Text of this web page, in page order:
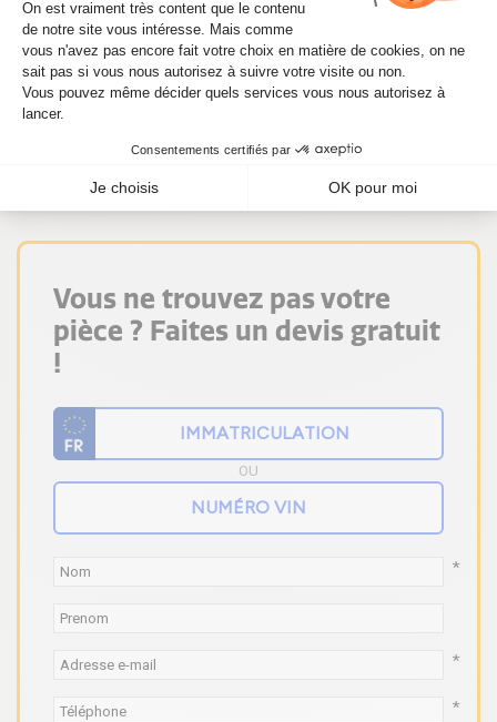
Alors n'attendez plus ! Si vous avez besoin
d'un kit CHRA 810944-5005S pour Dart 1.4
T-Jet 162 CV (119 KW), commandez-le dès
maintenant sur Alsapièces.
Vous ne trouvez pas votre
pièce ? Faites un devis gratuit
!
OU
*
*
*